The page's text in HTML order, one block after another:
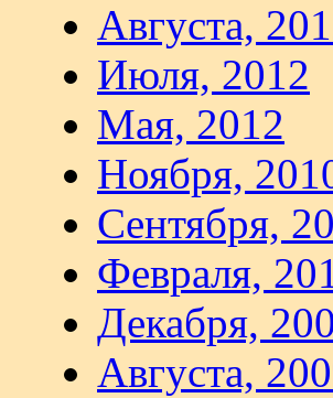
Августа,
Июля, 2012
Мая, 2012
Ноября,
Сентября,
Февраля,
Декабря,
Августа,